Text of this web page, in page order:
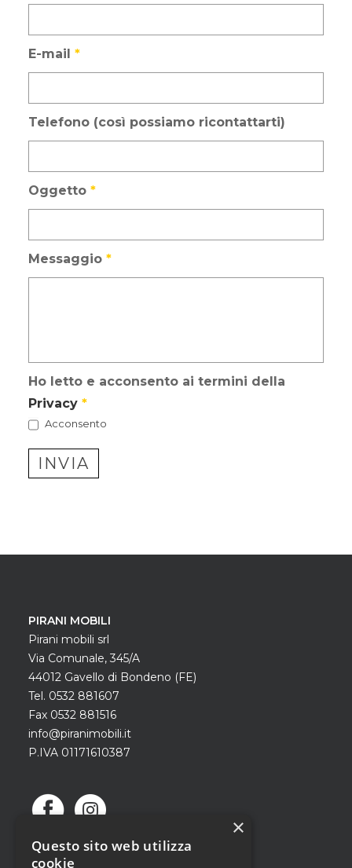
E-mail *
Telefono (così possiamo ricontattarti)
Oggetto *
Messaggio *
Ho letto e acconsento ai termini della
Privacy *
Acconsento
INVIA
PIRANI MOBILI
Pirani mobili srl
Via Comunale, 345/A
44012 Gavello di Bondeno (FE)
Tel. 0532 881607
Fax 0532 881516
info@piranimobili.it
P.IVA 01171610387
×
Questo sito web utilizza
cookie